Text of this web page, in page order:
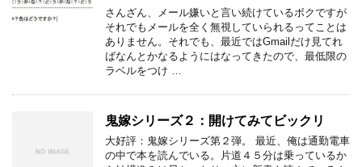
さんざん、メール嫌いと言い続けているボクですが
それでもメールを全く無視していられるってことは
ありません。それでも、最近ではGmailだけ見てれ
ばなんとかなるようにはなってきたので、最低限の
ラベルをつけ …
鬼嫁シリーズ２：開けてみてビックリ
大好評：鬼嫁シリーズ第２弾。 最近、俺は通勤電車
の中で本を読んでいる。片道４５分は乗っているか